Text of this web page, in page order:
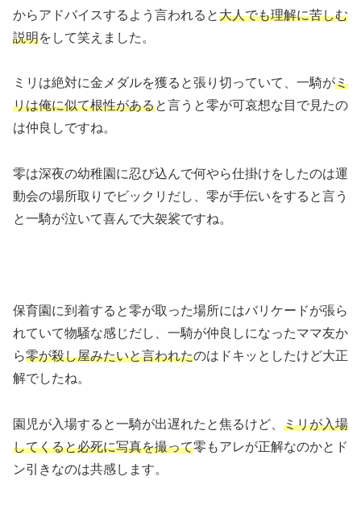
からアドバイスするよう言われると大人でも理解に苦しむ
説明をして笑えました。
ミリは絶対に金メダルを獲ると張り切っていて、一騎がミ
リは俺に似て根性があると言うと零が可哀想な目で見たの
は仲良しですね。
零は深夜の幼稚園に忍び込んで何やら仕掛けをしたのは運
動会の場所取りでビックリだし、零が手伝いをすると言う
と一騎が泣いて喜んで大袈裟ですね。
保育園に到着すると零が取った場所にはバリケードが張ら
れていて物騒な感じだし、一騎が仲良しになったママ友か
ら零が殺し屋みたいと言われたのはドキッとしたけど大正
解でしたね。
園児が入場すると一騎が出遅れたと焦るけど、 ミリが入場
してくると必死に写真を撮って零もアレが正解なのかとド
ン引きなのは共感します。